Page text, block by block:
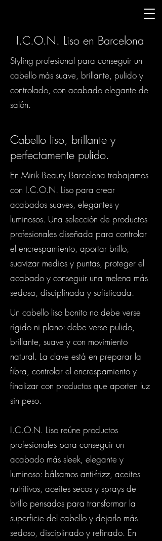
I.C.O.N. Liso en Barcelona
Styling profesional para conseguir un
cabello más suave, brillante, pulido y
controlado, con acabado elegante de
salón.
Cabello liso, brillante y
perfectamente pulido.
En Mirik Beauty Barcelona trabajamos
con I.C.O.N. Liso para crear
acabados suaves, elegantes y
luminosos. Una selección de productos
profesionales diseñada para controlar
el encrespamiento, aportar brillo,
suavizar medios y puntas, proteger el
acabado y conseguir una melena más
sedosa, disciplinada y sofisticada.
Un cabello liso bonito no debe verse
rígido ni plano: debe verse pulido,
brillante, suave y con movimiento
natural. La clave está en preparar la
fibra, controlar el encrespamiento y
finalizar con productos que aporten luz
sin peso.
I.C.O.N. Liso reúne productos
profesionales para conseguir un
acabado más sleek, elegante y
luminoso: bálsamos anti-frizz, aceites
nutritivos, aceites secos y sprays de
brillo pensados para transformar la
superficie del cabello y dejarlo más
sedoso, disciplinado y refinado. En